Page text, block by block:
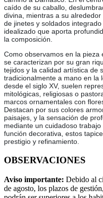
caído de su caballo,
divina, mientras a su
de jinetes y soldados
idealizado que aporta
la composición.
Como observamos en la pieza
se caracterizan por su gran
tejidos y la calidad artística de
tradicionalmente a mano en la
desde el siglo XV, suelen
mitológicas, religiosas o
marcos ornamentales con
Destacan por sus colores
paisajes, y la sensación de
mediante un cuidadoso
función decorativa, estos
prestigio y refinamiento.
OBSERVACIONES
Aviso importante: Debido al
de agosto, los plazos de